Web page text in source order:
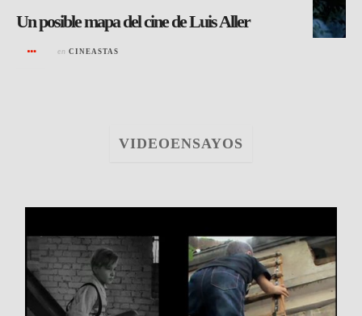
Un posible mapa del cine de Luis Aller
en CINEASTAS
VIDEOENSAYOS